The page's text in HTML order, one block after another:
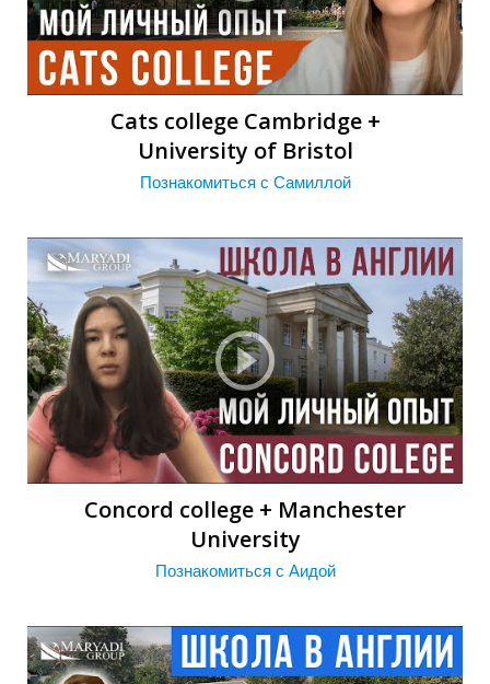
И
Cats college Cambridge +
University of Bristol
Познакомиться с Самиллой
Concord college + Manchester
University
Познакомиться с Аидой